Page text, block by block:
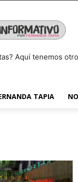
Aquí tenemos
TAPIA